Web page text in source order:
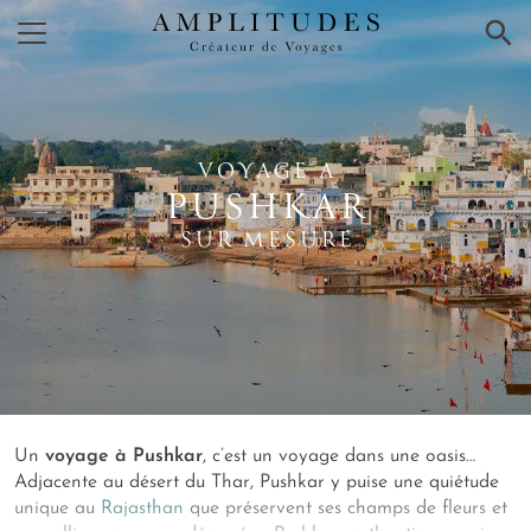
×
VOYAGE A
PUSHKAR
SUR MESURE
Un voyage à Pushkar, c’est un voyage dans une oasis…
Adjacente au désert du Thar, Pushkar y puise une quiétude
unique au Rajasthan que préservent ses champs de fleurs et